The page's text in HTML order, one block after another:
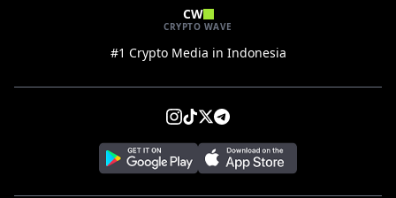
CW
CRYPTO WAVE
#1 Crypto Media in Indonesia